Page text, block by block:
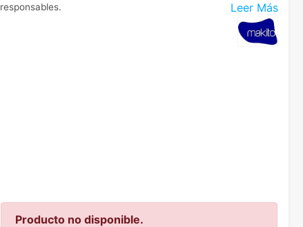
Leer Más
responsables.
Producto no disponible.